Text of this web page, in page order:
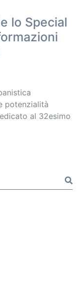
lo Special
potenzialità
al 32esimo